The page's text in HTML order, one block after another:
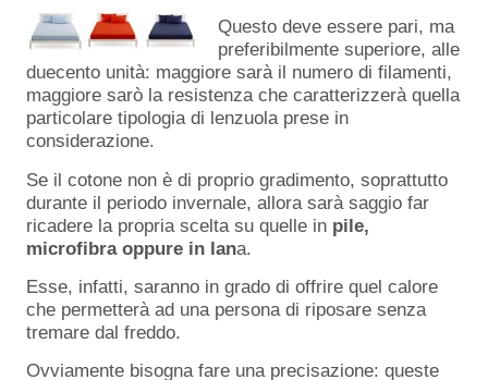
Questo deve essere pari, ma
preferibilmente superiore, alle
duecento unità: maggiore sarà il numero di filamenti,
maggiore sarò la resistenza che caratterizzerà quella
particolare tipologia di lenzuola prese in
considerazione.
Se il cotone non è di proprio gradimento, soprattutto
durante il periodo invernale, allora sarà saggio far
ricadere la propria scelta su quelle in pile,
microfibra oppure in lana.
Esse, infatti, saranno in grado di offrire quel calore
che permetterà ad una persona di riposare senza
tremare dal freddo.
Ovviamente bisogna fare una precisazione: queste